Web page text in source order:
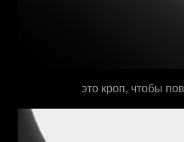
это кроп, чтобы